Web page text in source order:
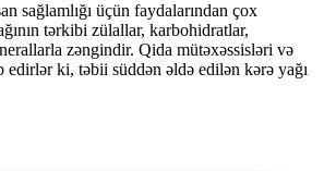
sağlamlığı üçün faydalarından çox
tərkibi zülallar, karbohidratlar,
zəngindir. Qida mütəxəssisləri və
edirlər ki, təbii süddən əldə edilən kərə yağı